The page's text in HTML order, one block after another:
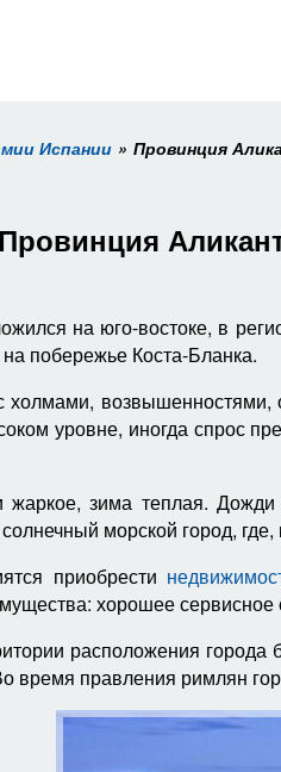
Испании Провинция
Провинция
на юго-востоке, в
побережье Коста-Бланка.
холмами,
уровне, иногда спрос
жаркое, зима теплая.
морской город,
приобрести
хорошее
расположения города
время правления римлян